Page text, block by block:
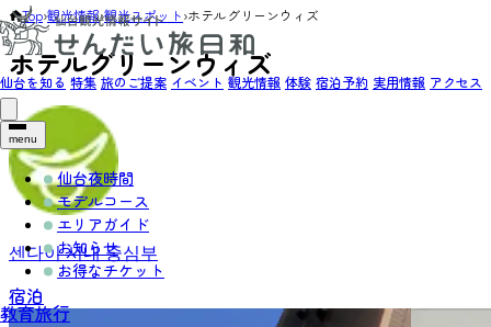
仙台を知る 特集 旅のご提案 イベント 観光情報 体験 宿泊予約 実用情報 アクセス
menu
仙台夜時間
モデルコース
エリアガイド
お知らせ
お得なチケット
教育旅行
Top›観光情報›観光スポット›ホテルグリーンウィズ
ホテルグリーンウィズ
센다이 시내 중심부
宿泊